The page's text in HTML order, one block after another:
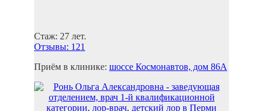
Стаж: 27 лет.
Отзывы: 121
Приём в клинике: шоссе Космонaвтов, дом 86A